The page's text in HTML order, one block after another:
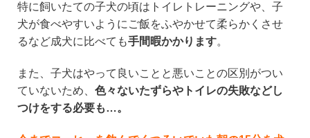
特に飼いたての子犬の頃はトイレトレーニングや、子
犬が食べやすいようにご飯をふやかせて柔らかくさせ
るなど成犬に比べても手間暇かかります。
また、子犬はやって良いことと悪いことの区別がつい
ていないため、 色々ないたずらやトイレの失敗などし
つけをする必要も…。